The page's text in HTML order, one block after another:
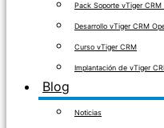
Pack Soporte vTiger CRM
Desarrollo vTiger CRM
Curso vTiger CRM
Implantación de vTiger
Blog
Noticias